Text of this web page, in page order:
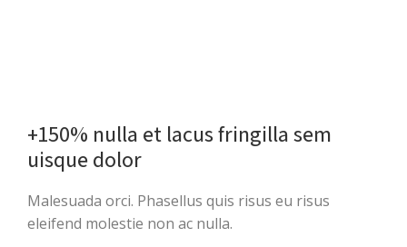
+150% nulla et lacus fringilla sem
uisque dolor
Malesuada orci. Phasellus quis risus eu risus
eleifend molestie non ac nulla.